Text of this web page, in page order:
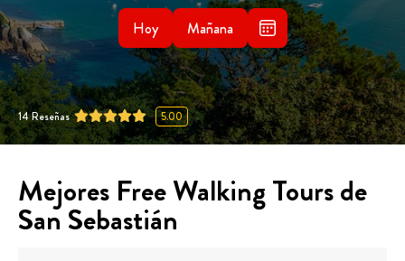
Hoy Mañana
14Reseñas 5.00
Mejores Free Walking Tours de
San Sebastián